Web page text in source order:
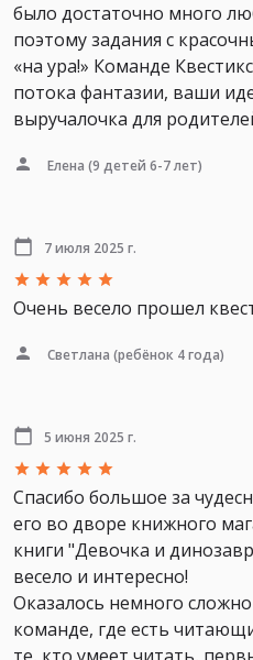
было достаточно много
поэтому задания с
«на ура!» Команде
потока фантазии, ваши
выручалочка для
Елена (9 детей 6-7 лет)
7 июля 2025 г.
Очень весело прошел
Светлана (ребёнок 4 года)
5 июня 2025 г.
Спасибо большое за
его во дворе книжного
книги "Девочка и
весело и интересно!
Оказалось немного
команде, где есть